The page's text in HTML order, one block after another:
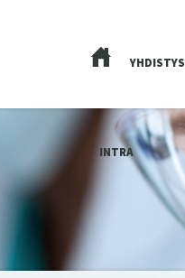
YHDISTYS
INTRA